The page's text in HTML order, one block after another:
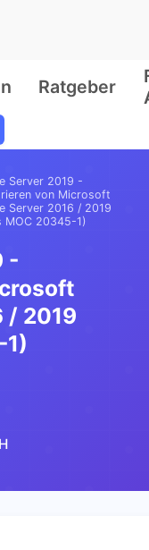
Ratgeber
Server 2019 -
von Microsoft
Server 2016 / 2019
MOC 20345-1)
-
/ 2019